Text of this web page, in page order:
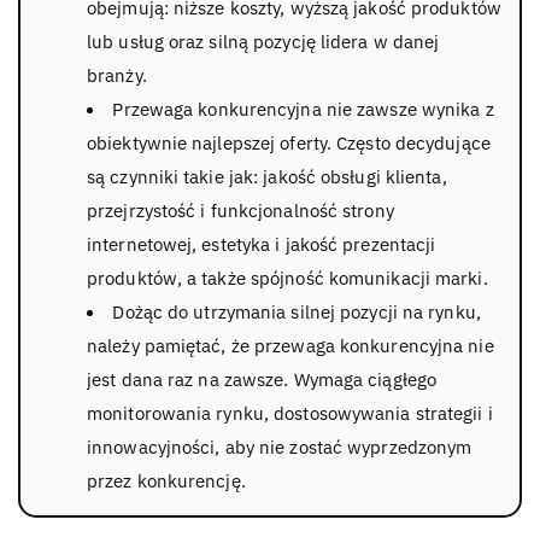
obejmują: niższe koszty, wyższą jakość produktów
lub usług oraz silną pozycję lidera w danej
branży.
Przewaga konkurencyjna nie zawsze wynika z
obiektywnie najlepszej oferty. Często decydujące
są czynniki takie jak: jakość obsługi klienta,
przejrzystość i funkcjonalność strony
internetowej, estetyka i jakość prezentacji
produktów, a także spójność komunikacji marki.
Dożąc do utrzymania silnej pozycji na rynku,
należy pamiętać, że przewaga konkurencyjna nie
jest dana raz na zawsze. Wymaga ciągłego
monitorowania rynku, dostosowywania strategii i
innowacyjności, aby nie zostać wyprzedzonym
przez konkurencję.